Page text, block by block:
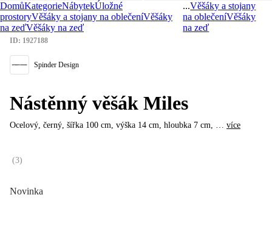
DomůKategorieNábytekÚložné
prostoryVěšáky a stojany na oblečeníVěšáky
na zeďVěšáky na zeď
...Věšáky a stojany
na oblečeníVěšáky
na zeď
Novinka
ID: 1927188
Spinder Design
Nástěnný věšák Miles
Ocelový, černý, šířka 100 cm, výška 14 cm, hloubka 7 cm, … více
(3)